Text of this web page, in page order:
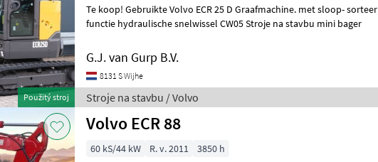
Použitý stroj
Te koop! Gebruikte Volvo ECR 25 D Graafmachine. met sloop- sorteer
functie hydraulische snelwissel CW05 Stroje na stavbu mini bager
G.J. van Gurp B.V.
8131 S Wijhe
Stroje na stavbu / Volvo
Volvo ECR 88
60 kS/44 kW R. v. 2011 3850 h